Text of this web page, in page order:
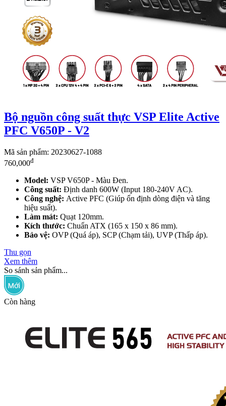
Bộ nguồn công suất thực VSP Elite Active
PFC V650P - V2
Mã sản phẩm: 20230627-1088
760,000đ
Model: VSP V650P - Màu Đen.
Công suất: Định danh 600W (Input 180-240V AC).
Công nghệ: Active PFC (Giúp ổn định dòng điện và tăng
hiệu suất).
Làm mát: Quạt 120mm.
Kích thước: Chuẩn ATX (165 x 150 x 86 mm).
Bảo vệ: OVP (Quá áp), SCP (Chạm tải), UVP (Thấp áp).
Thu gọn
Xem thêm
So sánh sản phẩm...
Còn hàng